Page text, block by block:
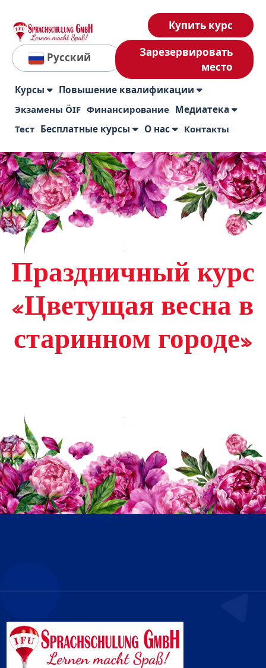
Русский
Купить курс
Зарезервировать
место
Курсы Повышение квалификации
Экзамены ÖIF Финансирование Медиатека
Тест Бесплатные курсы О нас Контакты
Праздничный курс
«Цветущая весна в
старинном городе»